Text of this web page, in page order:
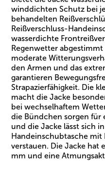
winddichten Schutz bei
behandelten
Reißverschluss-
wasserdichte
Regenwetter
moderate
den Armen und das
garantieren
Strapazierfähigkeit. Die
macht die Jacke
bei wechselhaftem
die Bündchen sorgen für
und die Jacke lässt sich
Handeinschubtasche mit
verstauen. Die Jacke hat
mm und eine